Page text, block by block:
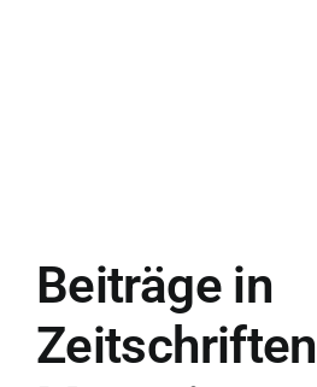
Beiträge in